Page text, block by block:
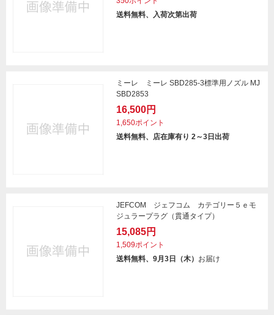
送料無料、入荷次第出荷
ミーレ ミーレ SBD285‐3標準用ノズル MJ
SBD2853
16,500円
1,650ポイント
送料無料、店在庫有り 2～3日出荷
JEFCOM ジェフコム カテゴリー５ｅモ
ジュラープラグ（貫通タイプ）
15,085円
1,509ポイント
送料無料、9月3日（木） お届け